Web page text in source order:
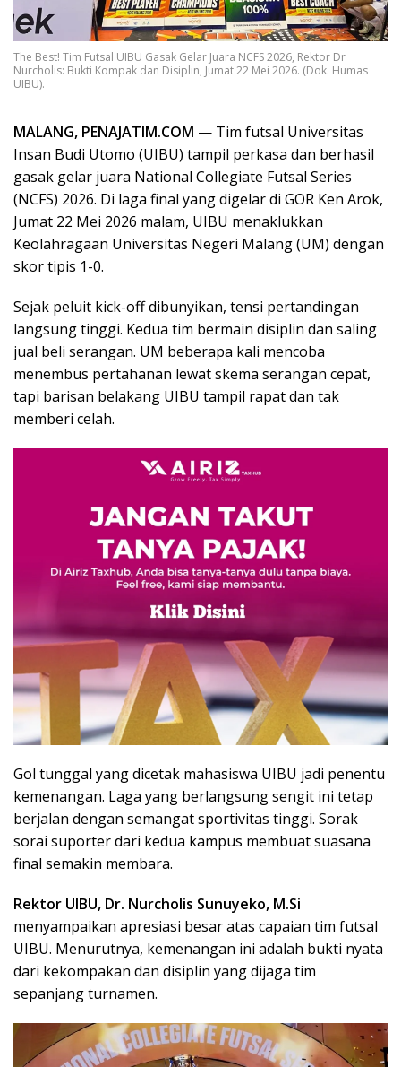
The Best! Tim Futsal UIBU Gasak Gelar Juara NCFS 2026, Rektor Dr
Nurcholis: Bukti Kompak dan Disiplin, Jumat 22 Mei 2026. (Dok. Humas
UIBU).
MALANG, PENAJATIM.COM — Tim futsal Universitas
Insan Budi Utomo (UIBU) tampil perkasa dan berhasil
gasak gelar juara National Collegiate Futsal Series
(NCFS) 2026. Di laga final yang digelar di GOR Ken Arok,
Jumat 22 Mei 2026 malam, UIBU menaklukkan
Keolahragaan Universitas Negeri Malang (UM) dengan
skor tipis 1-0.
Sejak peluit kick-off dibunyikan, tensi pertandingan
langsung tinggi. Kedua tim bermain disiplin dan saling
jual beli serangan. UM beberapa kali mencoba
menembus pertahanan lewat skema serangan cepat,
tapi barisan belakang UIBU tampil rapat dan tak
memberi celah.
Gol tunggal yang dicetak mahasiswa UIBU jadi penentu
kemenangan. Laga yang berlangsung sengit ini tetap
berjalan dengan semangat sportivitas tinggi. Sorak
sorai suporter dari kedua kampus membuat suasana
final semakin membara.
Rektor UIBU, Dr. Nurcholis Sunuyeko, M.Si
menyampaikan apresiasi besar atas capaian tim futsal
UIBU. Menurutnya, kemenangan ini adalah bukti nyata
dari kekompakan dan disiplin yang dijaga tim
sepanjang turnamen.